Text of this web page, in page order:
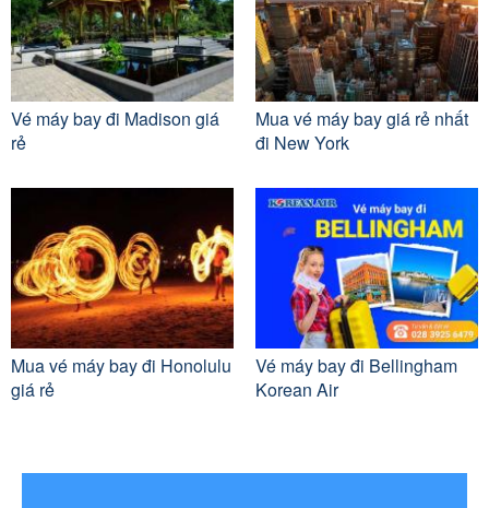
Vé máy bay đi Madison giá
rẻ
Mua vé máy bay giá rẻ nhất
đi New York
Mua vé máy bay đi Honolulu
giá rẻ
Vé máy bay đi Bellingham
Korean Air